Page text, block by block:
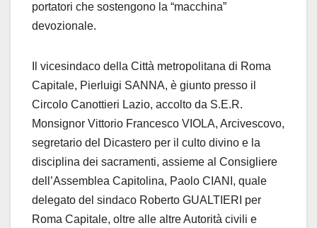
portatori che sostengono la “macchina”
devozionale.
Il vicesindaco della Città metropolitana di Roma
Capitale, Pierluigi SANNA, è giunto presso il
Circolo Canottieri Lazio, accolto da S.E.R.
Monsignor Vittorio Francesco VIOLA, Arcivescovo,
segretario del Dicastero per il culto divino e la
disciplina dei sacramenti, assieme al Consigliere
dell’Assemblea Capitolina, Paolo CIANI, quale
delegato del sindaco Roberto GUALTIERI per
Roma Capitale, oltre alle altre Autorità civili e